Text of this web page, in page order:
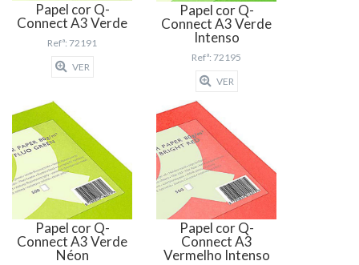
Papel cor Q-
Connect A3 Verde
Refª: 72191
VER
Papel cor Q-
Connect A3 Verde
Intenso
Refª: 72195
VER
Papel cor Q-
Connect A3 Verde
Néon
Papel cor Q-
Connect A3
Vermelho Intenso